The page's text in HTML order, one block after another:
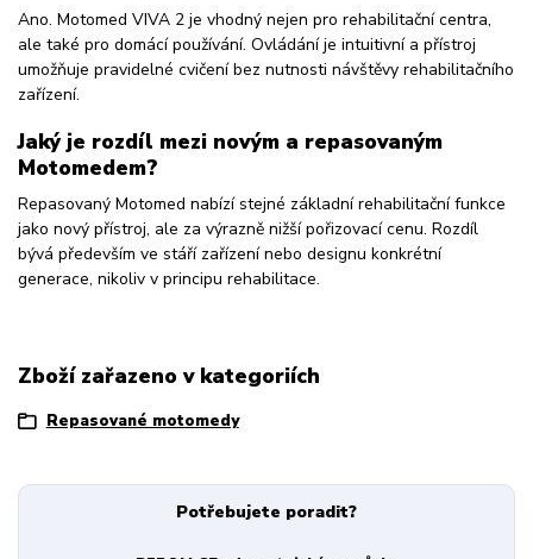
Ano. Motomed VIVA 2 je vhodný nejen pro rehabilitační centra,
ale také pro domácí používání. Ovládání je intuitivní a přístroj
umožňuje pravidelné cvičení bez nutnosti návštěvy rehabilitačního
zařízení.
Jaký je rozdíl mezi novým a repasovaným
Motomedem?
Repasovaný Motomed nabízí stejné základní rehabilitační funkce
jako nový přístroj, ale za výrazně nižší pořizovací cenu. Rozdíl
bývá především ve stáří zařízení nebo designu konkrétní
generace, nikoliv v principu rehabilitace.
Zboží zařazeno v kategoriích
Repasované motomedy
Potřebujete poradit?